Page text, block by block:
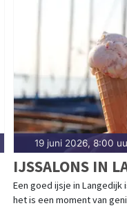
19 juni 2026, 8:00
IJSSALONS IN
Een goed ijsje in
het is een moment van